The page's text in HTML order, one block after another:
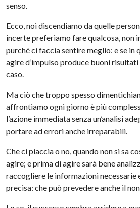
senso.
Ecco, noi discendiamo da quelle
incerte preferiamo fare qualcosa, non
purché ci faccia sentire meglio: e se in
agire d’impulso produce buoni
caso.
Ma ciò che troppo spesso
affrontiamo ogni giorno è più
l’azione immediata senza un’analisi
portare ad errori anche irreparabili.
Che ci piaccia o no, quando non si sa
agire; e prima di agire sarà bene
raccogliere le informazioni necessarie
precisa: che può prevedere anche il